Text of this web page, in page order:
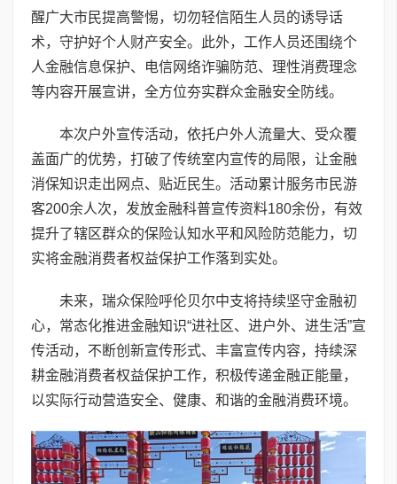
醒广大市民提高警惕，切勿轻信陌生人员的诱导话
术，守护好个人财产安全。此外，工作人员还围绕个
人金融信息保护、电信网络诈骗防范、理性消费理念
等内容开展宣讲，全方位夯实群众金融安全防线。
本次户外宣传活动，依托户外人流量大、受众覆
盖面广的优势，打破了传统室内宣传的局限，让金融
消保知识走出网点、贴近民生。活动累计服务市民游
客200余人次，发放金融科普宣传资料180余份，有效
提升了辖区群众的保险认知水平和风险防范能力，切
实将金融消费者权益保护工作落到实处。
未来，瑞众保险呼伦贝尔中支将持续坚守金融初
心，常态化推进金融知识“进社区、进户外、进生活”宣
传活动，不断创新宣传形式、丰富宣传内容，持续深
耕金融消费者权益保护工作，积极传递金融正能量，
以实际行动营造安全、健康、和谐的金融消费环境。